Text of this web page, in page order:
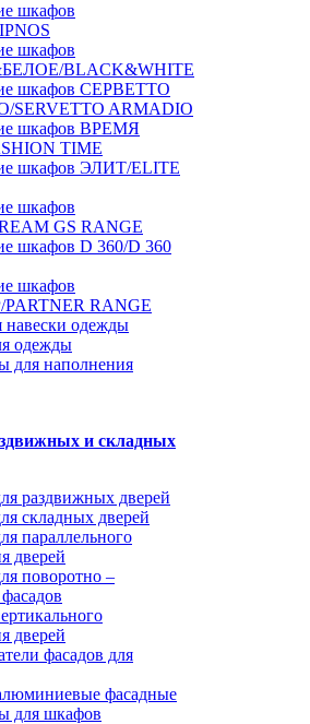
шкафов
шкафов
BLACK&WHITE
шкафов СЕРВЕТТО
ARMADIO
шкафов ВРЕМЯ
TIME
шкафов ЭЛИТ/ELITE
шкафов
GS RANGE
шкафов D 360/D 360
шкафов
RANGE
одежды
одежды
для наполнения
и складных
раздвижных дверей
складных дверей
параллельного
дверей
поворотно –
дверей
фасадов для
фасадные
для шкафов